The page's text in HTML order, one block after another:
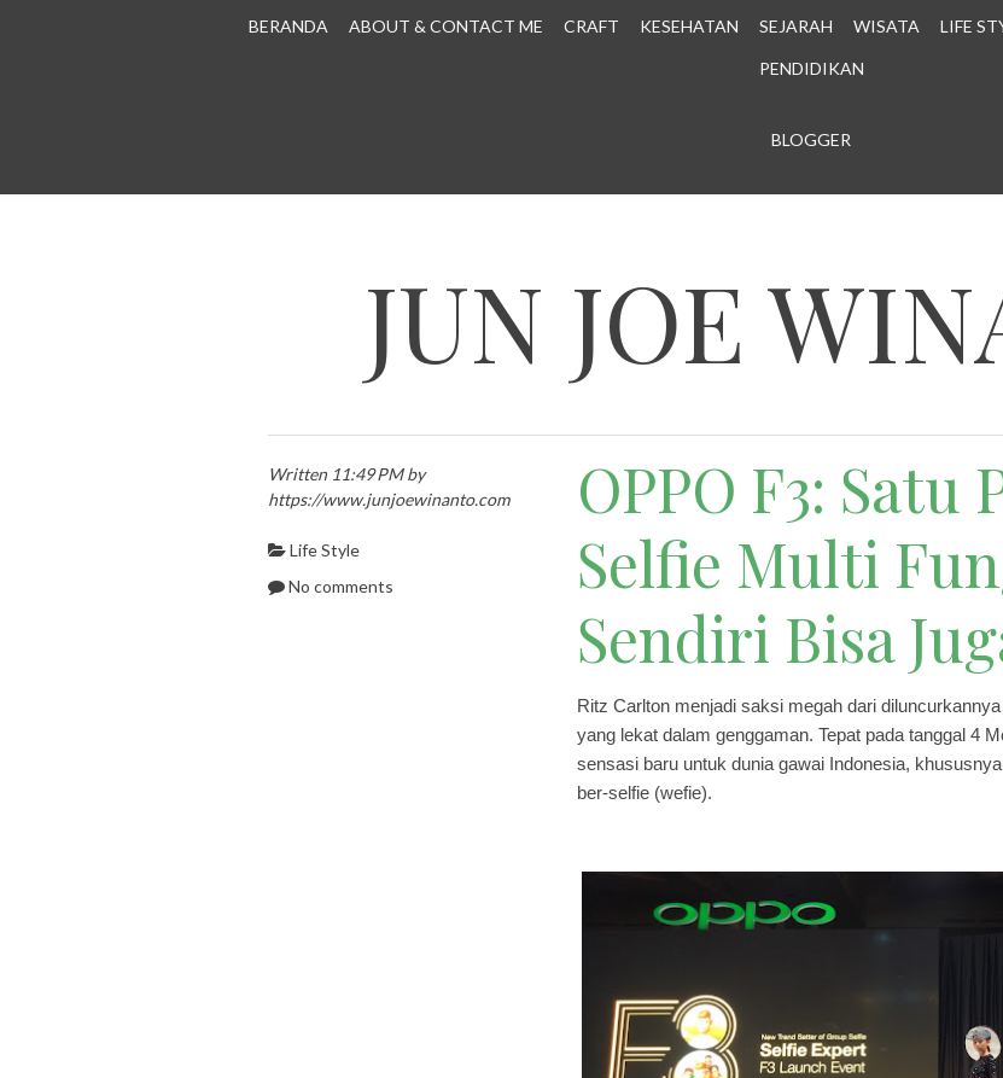
BERANDA ABOUT & CONTACT ME CRAFT KESEHATAN SEJARAH WISATA LIFE
PENDIDIKAN
BLOGGER
JUN JOE
OPPO F3: Satu
Selfie Multi
Sendiri Bisa
Ritz Carlton menjadi saksi megah dari
yang lekat dalam genggaman. Tepat pada tanggal 4
sensasi baru untuk dunia gawai Indonesia,
ber-selfie (wefie).
Written 11:49 PM by
https://www.junjoewinanto.com
Life Style
No comments